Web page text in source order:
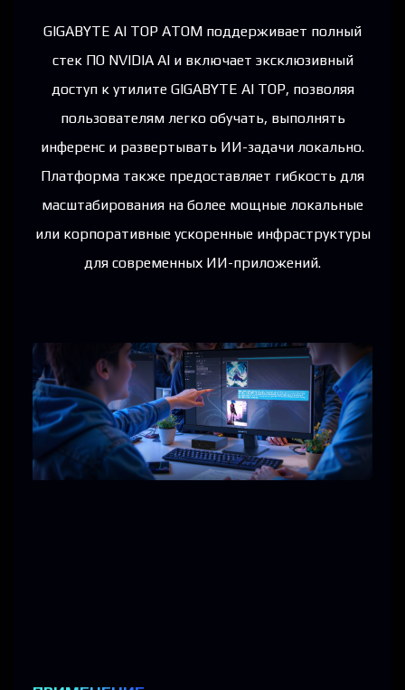
GIGABYTE AI TOP ATOM поддерживает полный
стек ПО NVIDIA AI и включает эксклюзивный
доступ к утилите GIGABYTE AI TOP, позволяя
пользователям легко обучать, выполнять
инференс и развертывать ИИ-задачи локально.
Платформа также предоставляет гибкость для
масштабирования на более мощные локальные
или корпоративные ускоренные инфраструктуры
для современных ИИ-приложений.​